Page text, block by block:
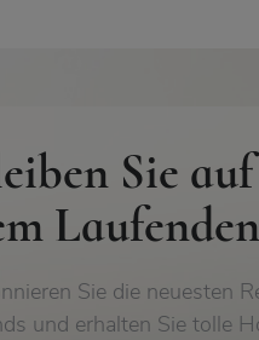
Sie auf
Laufenden
Sie die neuesten
und erhalten Sie tolle